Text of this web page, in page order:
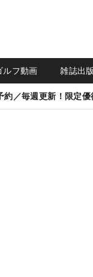
ルフ動画 雑誌出版
約／毎週更新！限定優